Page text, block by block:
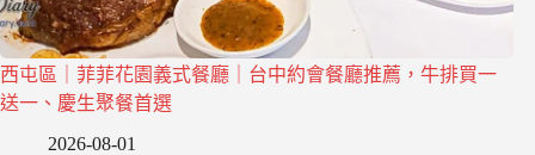
西屯區｜菲菲花園義式餐廳｜台中約會餐廳推薦，牛排買一
送一、慶生聚餐首選
2026-08-01